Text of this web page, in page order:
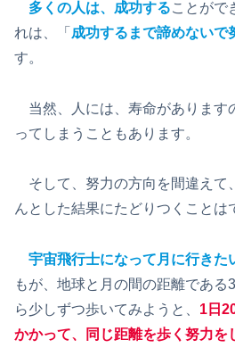
多くの人は、成功することがで
れは、「 成功するまで諦めないで
す。
当然、人には、寿命があります
ってしまうこともあります。
そして、努力の方向を間違えて
んとした結果にたどりつくことは
宇宙飛行士になって月に行きた
もが、地球と月の間の距離である
ら少しずつ歩いてみようと、 1日
かかって、同じ距離を歩く努力を